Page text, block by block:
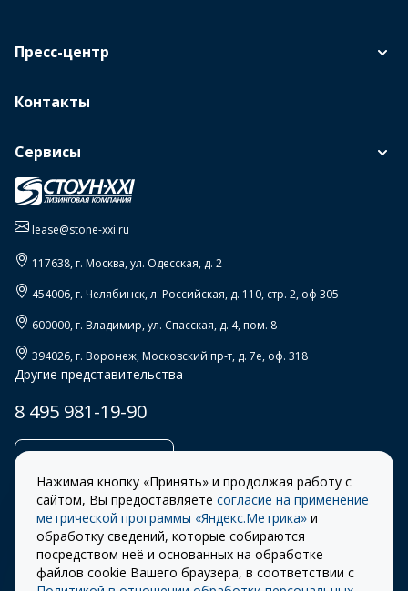
Пресс-центр
Контакты
Сервисы
lease@stone-xxi.ru
117638, г. Москва,ул. Одесская, д. 2
454006, г. Челябинск,л. Российская, д. 110, стр. 2, оф 305
600000, г. Владимир,ул. Спасская, д. 4, пом. 8
394026, г. Воронеж,Московский пр-т, д. 7е, оф. 318
Другие представительства
8 495 981-19-90
Разработка сайта –
ITECH
Правила
использования cookie
Нажимая кнопку «Принять» и продолжая работу с
сайтом, Вы предоставляете согласие на применение
метрической программы «Яндекс.Метрика» и
обработку сведений, которые собираются
посредством неё и основанных на обработке
файлов cookie Вашего браузера, в соответствии с